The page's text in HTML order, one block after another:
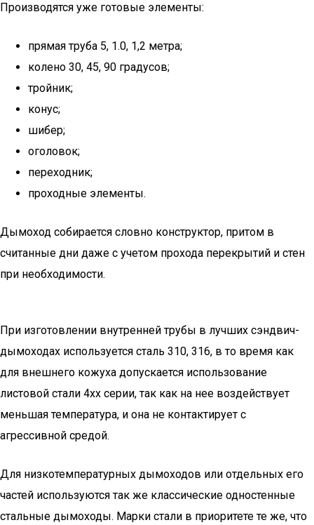
Производятся уже готовые элементы:
прямая труба 5, 1.0, 1,2 метра;
колено 30, 45, 90 градусов;
тройник;
конус;
шибер;
оголовок;
переходник;
проходные элементы.
Дымоход собирается словно конструктор, притом в
считанные дни даже с учетом прохода перекрытий и стен
при необходимости.
При изготовлении внутренней трубы в лучших сэндвич-
дымоходах используется сталь 310, 316, в то время как
для внешнего кожуха допускается использование
листовой стали 4хх серии, так как на нее воздействует
меньшая температура, и она не контактирует с
агрессивной средой.
Для низкотемпературных дымоходов или отдельных его
частей используются так же классические одностенные
стальные дымоходы. Марки стали в приоритете те же, что